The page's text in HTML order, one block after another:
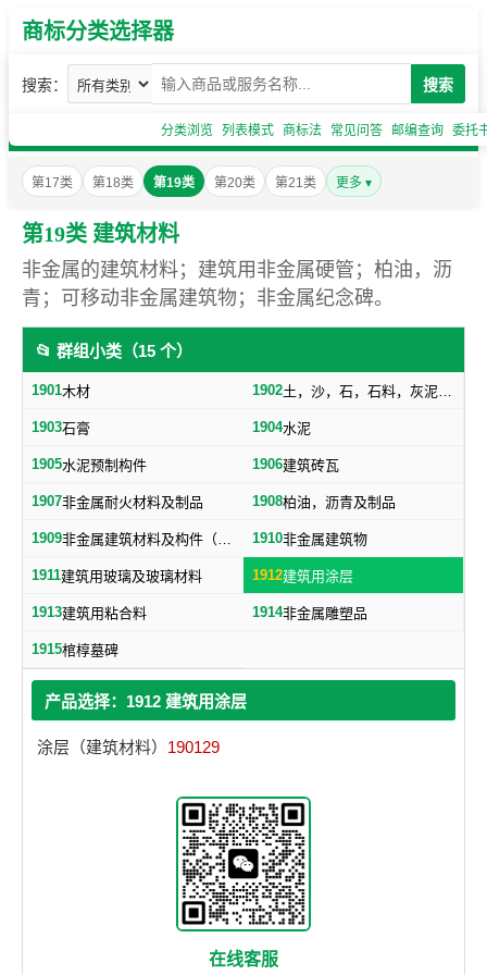
商标分类选择器
搜索： 搜索
分类浏览 列表模式 商标法 常见问答 邮编查询 委托
第17类 第18类 第19类 第20类 第21类 更多 ▾
第19类 建筑材料
非金属的建筑材料；建筑用非金属硬管；柏油，沥
青；可移动非金属建筑物；非金属纪念碑。
📂 群组小类（15 个）
1901木材 1902 土，沙，石，石料，灰泥，炉渣等建筑用料
1903石膏 1904水泥
1905水泥预制构件 1906建筑砖瓦
1907非金属耐火材料及制品 1908柏油，沥青及制品
1909 非金属建筑材料及构件（不包括水泥预制构件） 1910非金属建筑物
1911建筑用玻璃及玻璃材料 1912建筑用涂层
1913建筑用粘合料 1914非金属雕塑品
1915棺椁墓碑
产品选择：1912 建筑用涂层
涂层（建筑材料） 190129
在线客服